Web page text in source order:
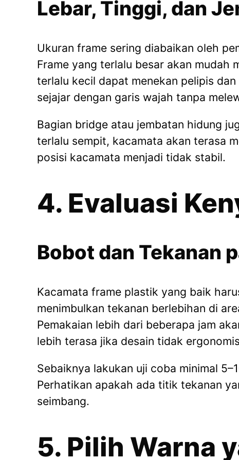
Lebar, Tinggi, dan
Ukuran frame sering diabaikan oleh
Frame yang terlalu besar akan mudah
terlalu kecil dapat menekan pelipis
sejajar dengan garis wajah tanpa
Bagian bridge atau jembatan hidung
terlalu sempit, kacamata akan terasa
posisi kacamata menjadi tidak stabil.
4. Evaluasi
Bobot dan Tekanan
Kacamata frame plastik yang baik
menimbulkan tekanan berlebihan di
Pemakaian lebih dari beberapa jam
lebih terasa jika desain tidak
Sebaiknya lakukan uji coba minimal
Perhatikan apakah ada titik tekanan
seimbang.
5. Pilih Warna